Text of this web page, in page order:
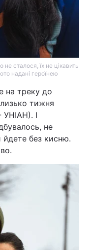
сталося, їх не цікавить
надані героїнею
на треку до
тижня
УНІАН). І
не
йдете без кисню.